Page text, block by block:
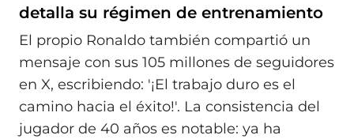
detalla su régimen de entrenamiento
El propio Ronaldo también compartió un
mensaje con sus 105 millones de seguidores
en X, escribiendo: '¡El trabajo duro es el
camino hacia el éxito!'. La consistencia del
jugador de 40 años es notable: ya ha